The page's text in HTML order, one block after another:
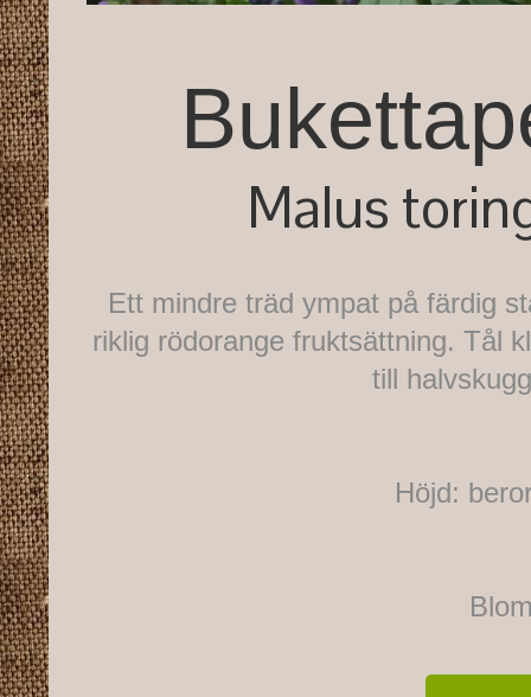
Malus
Ett mindre träd ympat på färdig
riklig rödorange fruktsättning. Tål
till
Höjd: